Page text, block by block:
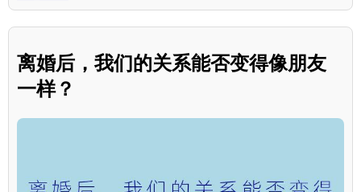
离婚后，我们的关系能否变得像朋友
一样？